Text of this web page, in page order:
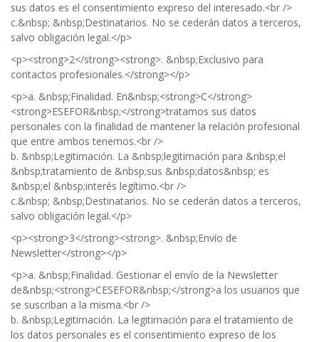
sus datos es el consentimiento expreso del interesado.<br />
c.&nbsp; &nbsp;Destinatarios. No se cederán datos a terceros,
salvo obligación legal.</p>
<p><strong>2</strong><strong>. &nbsp;Exclusivo para
contactos profesionales.</strong></p>
<p>a. &nbsp;Finalidad. En&nbsp;<strong>C</strong>
<strong>ESEFOR&nbsp;</strong>tratamos sus datos
personales con la finalidad de mantener la relación profesional
que entre ambos tenemos.<br />
b. &nbsp;Legitimación. La &nbsp;legitimación para &nbsp;el
&nbsp;tratamiento de &nbsp;sus &nbsp;datos&nbsp; es
&nbsp;el &nbsp;interés legítimo.<br />
c.&nbsp; &nbsp;Destinatarios. No se cederán datos a terceros,
salvo obligación legal.</p>
<p><strong>3</strong><strong>. &nbsp;Envío de
Newsletter</strong></p>
<p>a. &nbsp;Finalidad. Gestionar el envío de la Newsletter
de&nbsp;<strong>CESEFOR&nbsp;</strong>a los usuarios que
se suscriban a la misma.<br />
b. &nbsp;Legitimación. La legitimación para el tratamiento de
los datos personales es el consentimiento expreso de los